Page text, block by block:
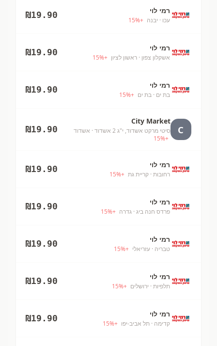
רמי לוי
עכו · יבנה +
15%
₪19.90
רמי לוי
אשקלון צפון · ראשון לציון +
15%
₪19.90
רמי לוי
בת ים · בת ים +
15%
₪19.90
C
City Market
סיטי מרקט אשדוד, י"ג 2 אשדוד
· אשדוד
+
15%
₪19.90
רמי לוי
רחובות · קריית גת +
15%
₪19.90
רמי לוי
פרדס חנה ביג · גדרה +
15%
₪19.90
רמי לוי
טבריה · עזריאלי +
15%
₪19.90
רמי לוי
תלפיות · ירושלים +
15%
₪19.90
רמי לוי
קדימה · תל אביב-יפו +
15%
₪19.90